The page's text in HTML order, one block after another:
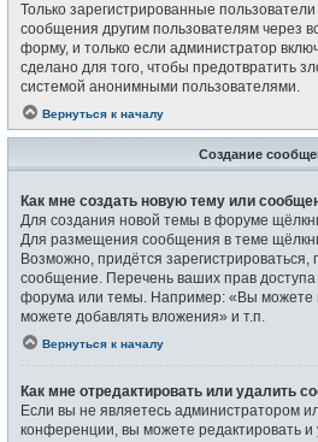
Только зарегистрированные
сообщения другим пользователям через
форму, и только если администратор
сделано для того, чтобы предотвратить
системой анонимными пользователями.
Вернуться к началу
Создание
Как мне создать новую тему или
Для создания новой темы в форуме
Для размещения сообщения в теме
Возможно, придётся зарегистрироваться,
сообщение. Перечень ваших прав доступа
форума или темы. Например: «Вы можете
можете добавлять вложения» и т.п.
Вернуться к началу
Как мне отредактировать или удалить
Если вы не являетесь администратором
конференции, вы можете редактировать и